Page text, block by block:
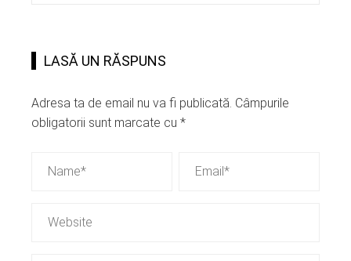
LASĂ UN RĂSPUNS
Adresa ta de email nu va fi publicată. Câmpurile
obligatorii sunt marcate cu *